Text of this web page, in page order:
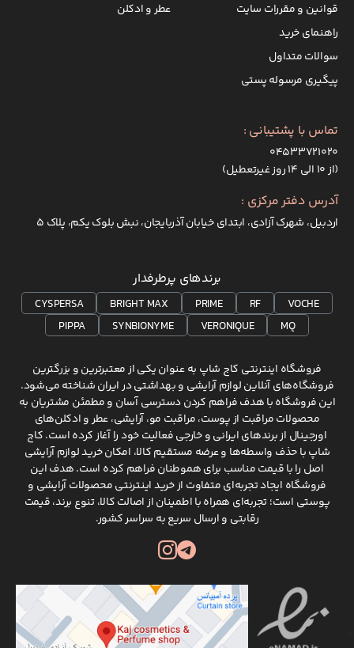
قوانین و مقررات سایت
راهنمای خرید
سوالات متداول
پیگیری مرسوله پستی
عطر و ادکلن
تماس با پشتیبانی :
۰۴۵۳۳۷۲۱۰۲۰
(از ۱۰ الی ۱۴ روز غیرتعطیل)
آدرس دفتر مرکزی :
اردبیل، شهرک آزادی، ابتدای خیابان آذربایجان، نبش بلوک یکم، پلاک 5
برندهای پرطرفدار
VOCHE
RF
PRIME
BRIGHT MAX
CYSPERSA
MQ
VERONIQUE
SYNBIONYME
PIPPA
فروشگاه اینترنتی کاج شاپ به عنوان یکی از معتبرترین و بزرگترین
فروشگاه‌های آنلاین لوازم آرایشی و بهداشتی در ایران شناخته می‌شود.
این فروشگاه با هدف فراهم کردن دسترسی آسان و مطمئن مشتریان به
محصولات مراقبت از پوست، مراقبت مو، آرایشی، عطر و ادکلن‌های
اورجینال از برندهای ایرانی و خارجی فعالیت خود را آغاز کرده است. کاج
شاپ با حذف واسطه‌ها و عرضه مستقیم کالا، امکان خرید لوازم آرایشی
اصل را با قیمت مناسب برای هموطنان فراهم کرده است. هدف این
فروشگاه ایجاد تجربه‌ای متفاوت از خرید اینترنتی محصولات آرایشی و
پوستی است؛ تجربه‌ای همراه با اطمینان از اصالت کالا، تنوع برند، قیمت
رقابتی و ارسال سریع به سراسر کشور.